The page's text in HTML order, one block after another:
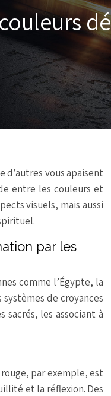
d’autres vous apaisent
entre les couleurs et
visuels, mais aussi
par les
comme l’Égypte, la
de croyances
les associant à
par exemple, est
et la réflexion. Des